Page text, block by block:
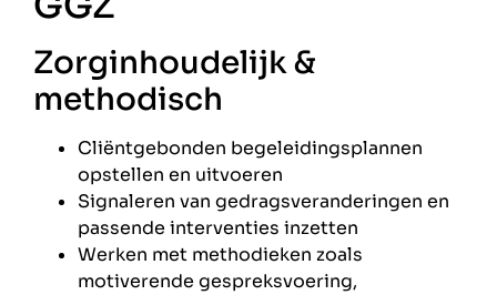
Zorginhoudelijk &
methodisch
Cliëntgebonden begeleidingsplannen
opstellen en uitvoeren
Signaleren van gedragsveranderingen en
passende interventies inzetten
Werken met methodieken zoals
motiverende gespreksvoering,